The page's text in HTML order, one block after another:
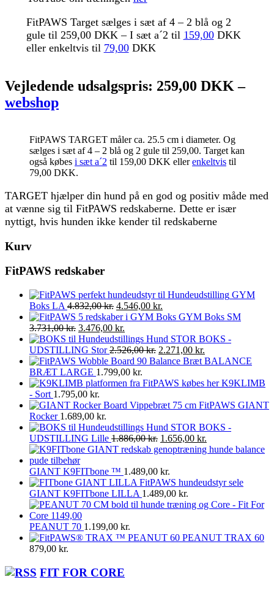
FitPAWS Target sælges i sæt af 4 – 2 blå og 2
gule til 259,00 DKK – I sæt a´2 til 159,00DKK
eller enkeltvis til 79,00DKK
Vejledende udsalgspris: 259,00 DKK –
webshop
FitPAWS TARGET måler ca. 25.5 cm i diameter. Og
sælges i sæt af 4 – 2 blå og 2 gule til 259,00. Target kan
også købes i sæt a´2 til 159,00 DKK ellerenkeltvis til
79,00 DKK.
TARGET hjælper din hund på en god og positiv måde med
at vænne sig til FitPAWS redskaberne. Dette er især
nyttigt, hvis hunden ikke kender til redskaberne
Kurv
FitPAWS redskaber
GYM
Boks LA 4.832,00kr. 4.546,00 kr.
GYM Boks SM
3.731,00kr. 3.476,00 kr.
BOKS -
UDSTILLING Stor 2.526,00kr. 2.271,00 kr.
BALANCE
BRÆT LARGE 1.799,00 kr.
K9KLIMB
- Sort 1.795,00 kr.
FitPAWS GIANT
Rocker 1.689,00 kr.
BOKS -
UDSTILLING Lille 1.886,00kr. 1.656,00 kr.
GIANT K9FITbone ™ 1.489,00 kr.
GIANT K9FITbone LILLA 1.489,00 kr.
PEANUT 70 1.199,00 kr.
PEANUT TRAX 60
879,00 kr.
FIT FOR CORE